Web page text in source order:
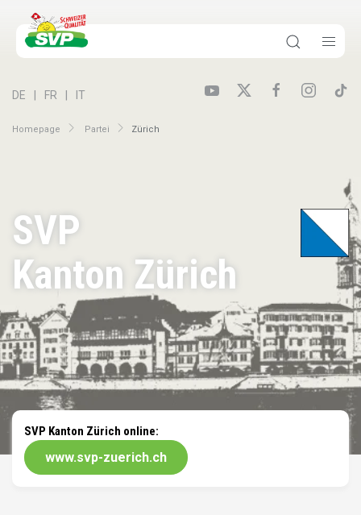
Homepage Partei Zürich
DE FR IT
SVP
Kanton Zürich
SVP Kanton Zürich online:
www.svp-zuerich.ch